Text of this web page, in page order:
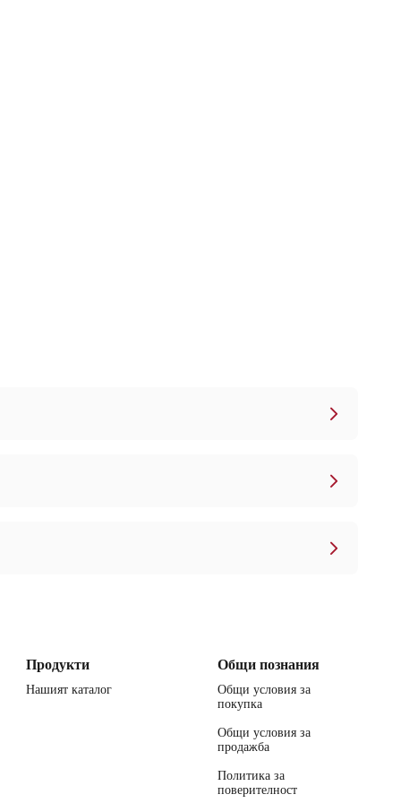
Продукти
Нашият каталог
Общи познания
Общи условия за
покупка
Общи условия за
продажба
Политика за
поверителност